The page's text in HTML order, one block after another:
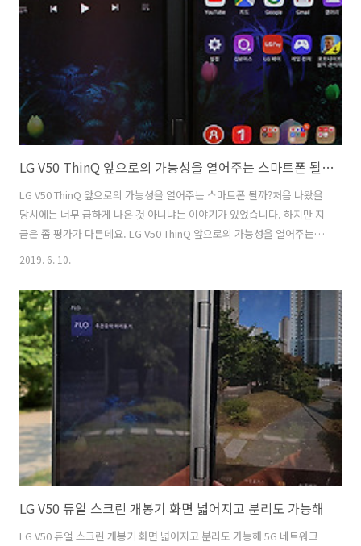
납하는 효과도 있으므로 공간활용성 부분에서 좋습니다. 인테리어 목적
으로도 좋은데요. 그런 이유로 요즘 나오는 충전독의 경우 디자인도 멋집
LG V50 ThinQ 앞으로의 가능성을 열어주는 스마트폰 될까?
LG V50 ThinQ 앞으로의 가능성을 열어주는 스마트폰 될까?처음 나왔을
당시에는 너무 급하게 나온 것 아니냐는 이야기가 있었습니다. 하지만 지
금은 좀 평가가 다른데요. LG V50 ThinQ 앞으로의 가능성을 열어주는
스마트폰이 될까요? 생각을 좀 해봤습니다. 디스플레이의 발전으로 화면
트폰은 좀 더 많은 것을 요구를 합니다. 들고 다녀야 하고 다양한 장소에
서 사용할 수 있어야 하죠. 즉 접히는 부분에 외형 부분이나 내구도가 꽤
중요하다는 것 입니다. 스마트폰을 자주 바꾼다고 하더라도 몇백만원짜
리 스마트폰이 금방 망가지거나 문제가 있으면 안되니까요. V50은 좀 다
른 방식으로 화면을 하나 더 붙였습니다.화면이 그냥 넓어져서 확장하..
2019. 6. 10.
LG V50 듀얼 스크린 개봉기 화면 넓어지고 분리도 가능해
LG V50 듀얼 스크린 개봉기 화면 넓어지고 분리도 가능해 5G 네트워크